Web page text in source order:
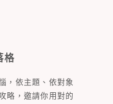
格
，依主題、依對象
略，邀請你用對的